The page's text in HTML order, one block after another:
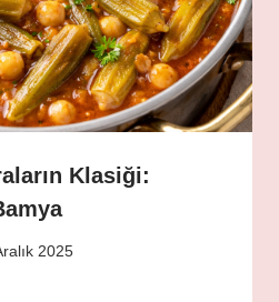
Klasiği:
2025